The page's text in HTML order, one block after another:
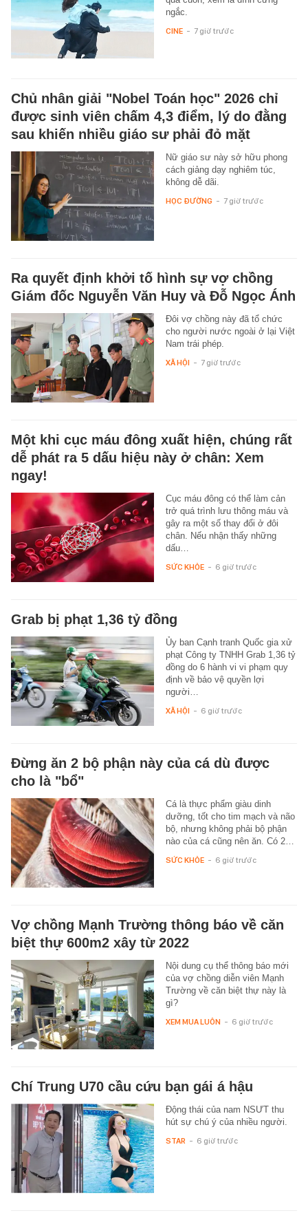
ngắc.
CINE - 7 giờ trước
Chủ nhân giải "Nobel Toán học" 2026 chỉ
được sinh viên chấm 4,3 điểm, lý do đằng
sau khiến nhiều giáo sư phải đỏ mặt
Nữ giáo sư này sở hữu phong
cách giảng dạy nghiêm túc,
không dễ dãi.
HỌC ĐƯỜNG - 7 giờ trước
Ra quyết định khởi tố hình sự vợ chồng
Giám đốc Nguyễn Văn Huy và Đỗ Ngọc Ánh
Đôi vợ chồng này đã tổ chức
cho người nước ngoài ở lại Việt
Nam trái phép.
XÃ HỘI - 7 giờ trước
Một khi cục máu đông xuất hiện, chúng rất
dễ phát ra 5 dấu hiệu này ở chân: Xem
ngay!
Cục máu đông có thể làm cản
trở quá trình lưu thông máu và
gây ra một số thay đổi ở đôi
chân. Nếu nhận thấy những
dấu…
SỨC KHỎE - 6 giờ trước
Grab bị phạt 1,36 tỷ đồng
Ủy ban Cạnh tranh Quốc gia xử
phạt Công ty TNHH Grab 1,36 tỷ
đồng do 6 hành vi vi phạm quy
định về bảo vệ quyền lợi
người…
XÃ HỘI - 6 giờ trước
Đừng ăn 2 bộ phận này của cá dù được
cho là "bổ"
Cá là thực phẩm giàu dinh
dưỡng, tốt cho tim mạch và não
bộ, nhưng không phải bộ phận
nào của cá cũng nên ăn. Có 2…
SỨC KHỎE - 6 giờ trước
Vợ chồng Mạnh Trường thông báo về căn
biệt thự 600m2 xây từ 2022
Nội dung cụ thể thông báo mới
của vợ chồng diễn viên Mạnh
Trường về căn biệt thự này là
gì?
XEM MUA LUÔN - 6 giờ trước
Chí Trung U70 cầu cứu bạn gái á hậu
Động thái của nam NSƯT thu
hút sự chú ý của nhiều người.
STAR - 6 giờ trước